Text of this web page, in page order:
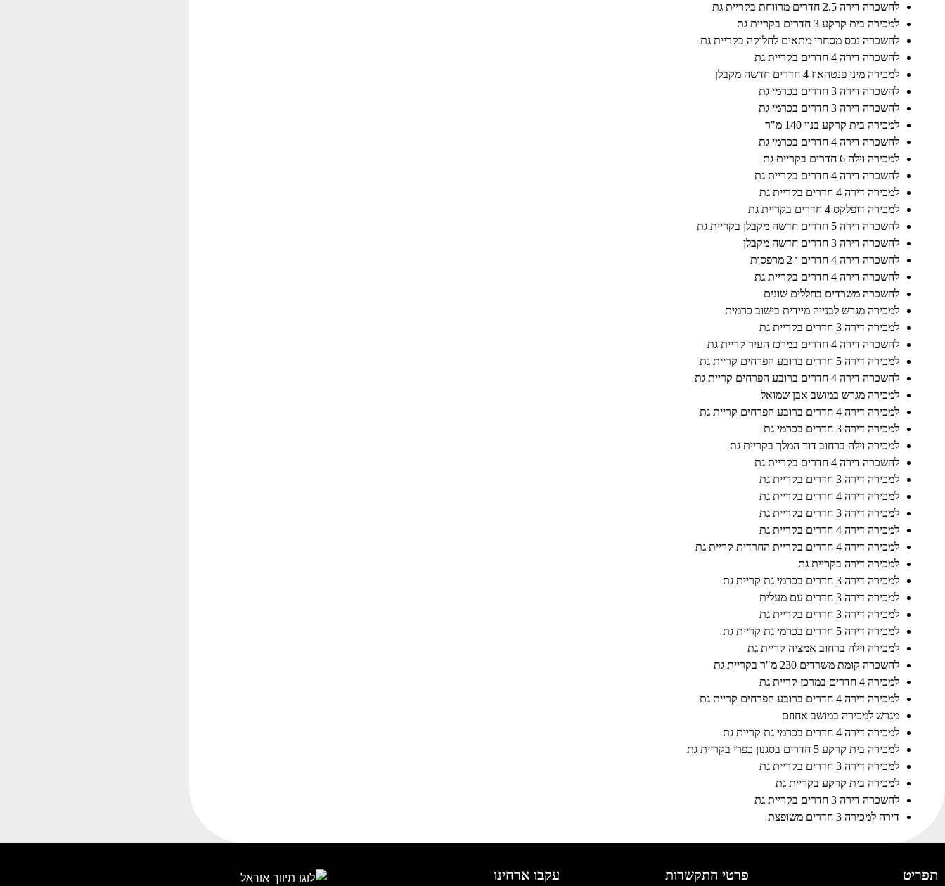
להשכרה דירה 2.5 חדרים מרווחת בקריית גת
למכירה בית קרקע 3 חדרים בקריית גת
להשכרה נכס מסחרי מתאים לחלוקה בקריית גת
להשכרה דירה 4 חדרים בקריית גת
למכירה מיני פנטהאוז 4 חדרים חדשה מקבלן
להשכרה דירה 3 חדרים בכרמי גת
להשכרה דירה 3 חדרים בכרמי גת
למכירה בית קרקע בנוי 140 מ"ר
להשכרה דירה 4 חדרים בכרמי גת
למכירה וילה 6 חדרים בקריית גת
להשכרה דירה 4 חדרים בקריית גת
למכירה דירה 4 חדרים בקריית גת
למכירה דופלקס 4 חדרים בקריית גת
להשכרה דירה 5 חדרים חדשה מקבלן בקריית גת
להשכרה דירה 3 חדרים חדשה מקבלן
להשכרה דירה 4 חדרים ו 2 מרפסות
להשכרה דירה 4 חדרים בקריית גת
להשכרה משרדים בחללים שונים
למכירה מגרש לבנייה מיידית בישוב כרמית
למכירה דירה 3 חדרים בקריית גת
להשכרה דירה 4 חדרים במרכז העיר קריית גת
למכירה דירה 5 חדרים ברובע הפרחים קריית גת
להשכרה דירה 4 חדרים ברובע הפרחים קריית גת
למכירה מגרש במושב אבן שמואל
למכירה דירה 4 חדרים ברובע הפרחים קריית גת
למכירה דירה 3 חדרים בכרמי גת
למכירה וילה ברחוב דוד המלך בקריית גת
להשכרה דירה 4 חדרים בקריית גת
למכירה דירה 3 חדרים בקריית גת
למכירה דירה 4 חדרים בקריית גת
למכירה דירה 3 חדרים בקריית גת
למכירה דירה 4 חדרים בקריית גת
למכירה דירה 4 חדרים בקריית החרדית קריית גת
למכירה דירה בקריית גת
למכירה דירה 3 חדרים בכרמי גת קריית גת
למכירה דירה 3 חדרים עם מעלית
למכירה דירה 3 חדרים בקריית גת
למכירה דירה 5 חדרים בכרמי גת קריית גת
למכירה וילה ברחוב אמציה קריית גת
להשכרה קומת משרדים 230 מ"ר בקריית גת
למכירה 4 חדרים במרכז קריית גת
למכירה דירה 4 חדרים ברובע הפרחים קריית גת
מגרש למכירה במושב אחוזם
למכירה דירה 4 חדרים בכרמי גת קריית גת
למכירה בית קרקע 5 חדרים בסגנון כפרי בקריית גת
למכירה דירה 3 חדרים בקריית גת
למכירה בית קרקע בקריית גת
להשכרה דירה 3 חדרים בקריית גת
דירה למכירה 3 חדרים משופצת
תפריט פרטי התקשרות עקבו ארחינו